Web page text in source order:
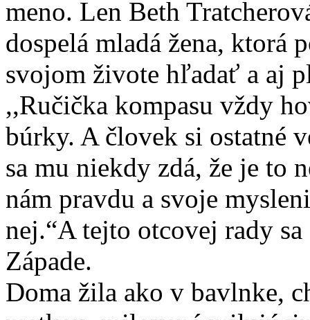
meno. Len Beth
dospelá mladá žena, ktorá
svojom živote hľadať a aj
,,Ručička kompasu vždy
búrky. A človek si ostatné
sa mu niekdy zdá, že je to
nám pravdu a svoje
nej.“A tejto otcovej rady
Západe.
Doma žila ako v bavlnke,